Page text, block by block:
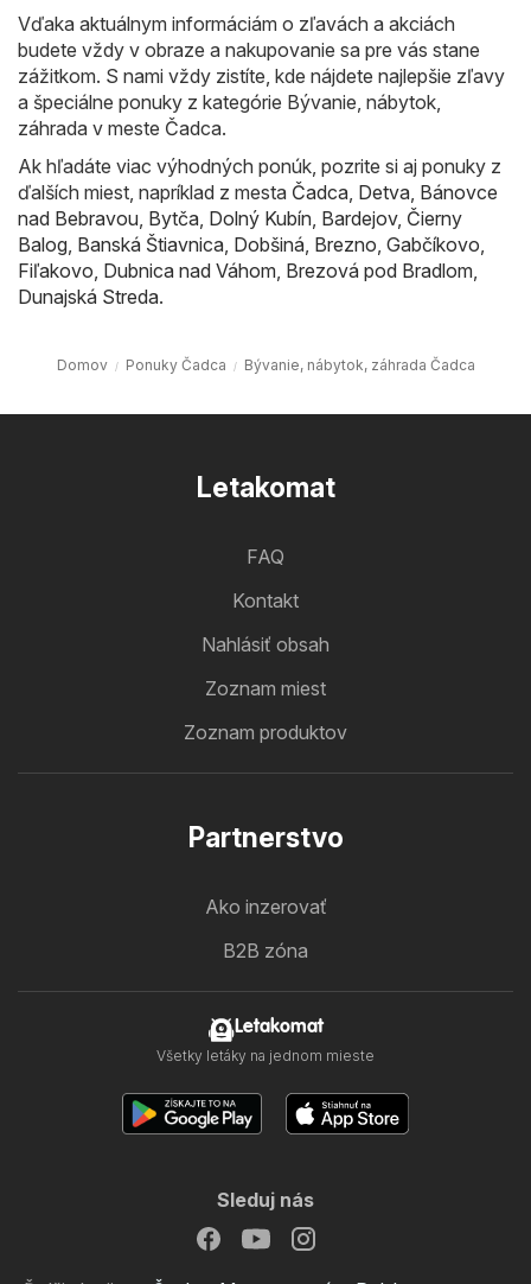
Vďaka aktuálnym informáciám o zľavách a akciách
budete vždy v obraze a nakupovanie sa pre vás stane
zážitkom. S nami vždy zistíte, kde nájdete najlepšie zľavy
a špeciálne ponuky z kategórie Bývanie, nábytok,
záhrada v meste Čadca.
Ak hľadáte viac výhodných ponúk, pozrite si aj ponuky z
ďalších miest, napríklad z mesta Čadca, Detva, Bánovce
nad Bebravou, Bytča, Dolný Kubín, Bardejov, Čierny
Balog, Banská Štiavnica, Dobšiná, Brezno, Gabčíkovo,
Fiľakovo, Dubnica nad Váhom, Brezová pod Bradlom,
Dunajská Streda.
Domov Ponuky Čadca Bývanie, nábytok, záhrada Čadca
Letakomat
FAQ
Kontakt
Nahlásiť obsah
Zoznam miest
Zoznam produktov
Partnerstvo
Ako inzerovať
B2B zóna
Letakomat
Všetky letáky na jednom mieste
Sleduj nás